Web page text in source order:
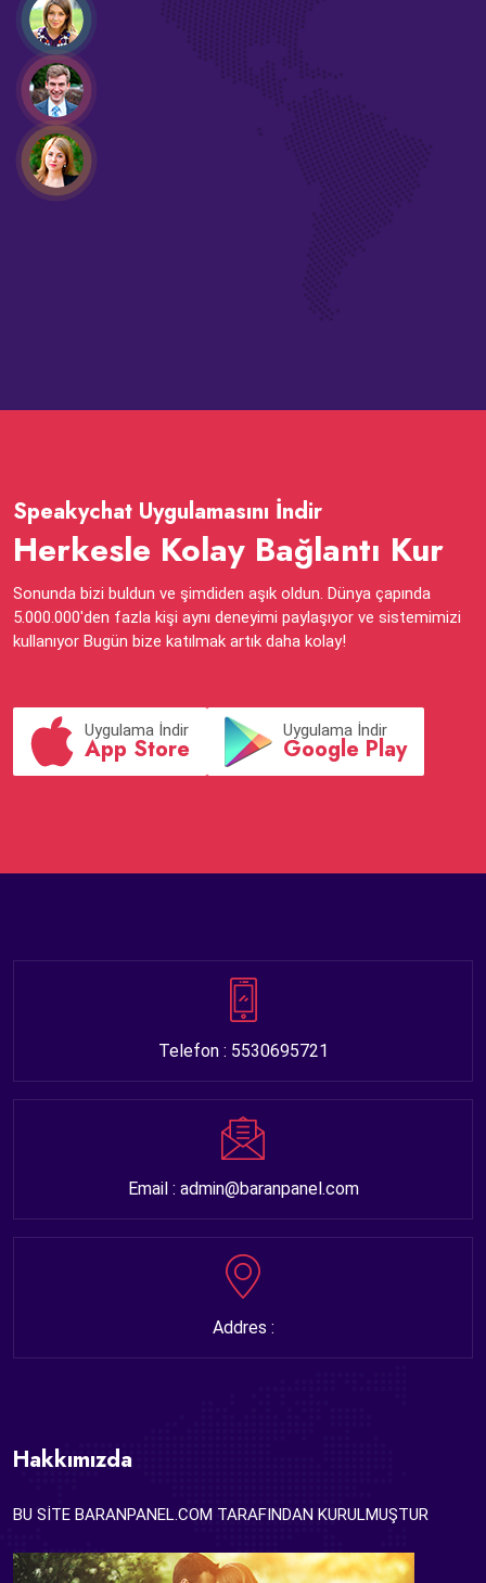
Speakychat Uygulamasını İndir
Herkesle Kolay Bağlantı Kur
Sonunda bizi buldun ve şimdiden aşık oldun. Dünya çapında
5.000.000'den fazla kişi aynı deneyimi paylaşıyor ve sistemimizi
kullanıyor Bugün bize katılmak artık daha kolay!
Uygulama İndir
App Store
Uygulama İndir
Google Play
Telefon : 5530695721
Email : admin@baranpanel.com
Addres :
Hakkımızda
BU SİTE BARANPANEL.COM TARAFINDAN KURULMUŞTUR